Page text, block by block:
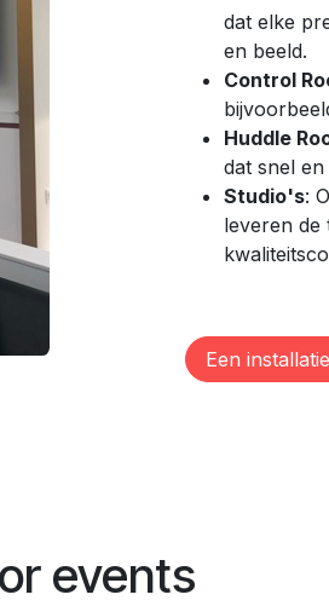
dat elke
en beeld.
Control
Huddle
dat snel
Studio's:
leveren de
Een
events